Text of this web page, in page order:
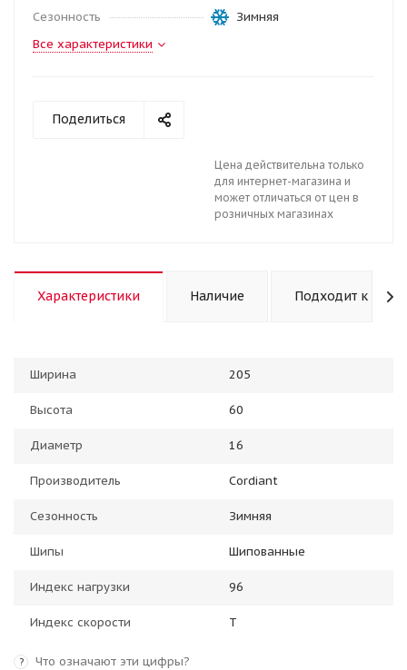
Сезонность
Зимняя
Все характеристики
Поделиться
Цена действительна только
для интернет-магазина и
может отличаться от цен в
розничных магазинах
Характеристики Наличие Подходит к авто
Ширина 205
Высота 60
Диаметр 16
Производитель Cordiant
Сезонность Зимняя
Шипы Шипованные
Индекс нагрузки 96
Индекс скорости T
? Что означают эти цифры?